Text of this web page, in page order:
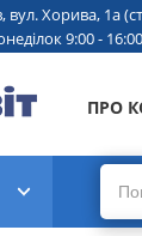
вул. Хорива, 1а
9:00 -
ПРО